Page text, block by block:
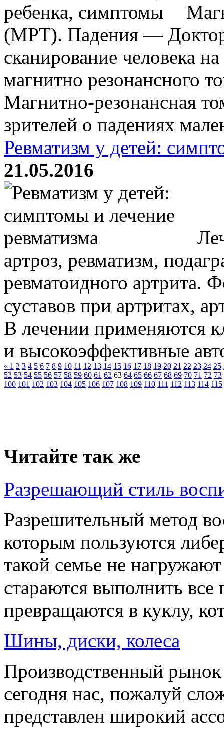
(МРТ). Падения —
сканирование человека
магнитно резонансного
Магнитно-резонансная
зрителей о падениях
Ревматизм у детей:
21.05.2016
артроз, ревматизм,
ревматоидного артрита.
суставов при артритах,
В лечении применяются
и высокоэффективные
« 1 2 3 4 5 6 7 8 9 10 11 12 13 14 15 16 17 18 19 20 21 22 23 24 25
52 53 54 55 56 57 58 59 60 61 62 63 64 65 66 67 68 69 70 71 72 73
100 101 102 103 104 105 106 107 108 109 110 111 112 113 114 115
Читайте так же
Разрешающий стиль
Разрешительный метод
которым пользуются
такой семье не
стараются выполнить
превращаются в куклу,
Шины, диски, колеса
Производственный рынок
сегодня нас, пожалуй
представлен широкий